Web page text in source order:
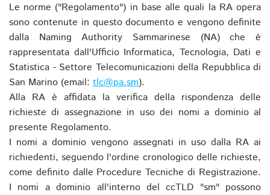
Le norme ("Regolamento") in base alle quali la RA opera
sono contenute in questo documento e vengono definite
dalla Naming Authority Sammarinese (NA) che è
rappresentata dall'Ufficio Informatica, Tecnologia, Dati e
Statistica - Settore Telecomunicazioni della Repubblica di
San Marino (email: tlc@pa.sm).
Alla RA è affidata la verifica della rispondenza delle
richieste di assegnazione in uso dei nomi a dominio al
presente Regolamento.
I nomi a dominio vengono assegnati in uso dalla RA ai
richiedenti, seguendo l'ordine cronologico delle richieste,
come definito dalle Procedure Tecniche di Registrazione.
I nomi a dominio all'interno del ccTLD "sm" possono